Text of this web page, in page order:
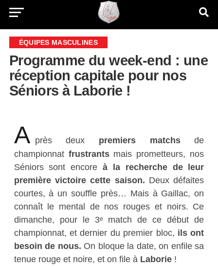
ÉQUIPES MASCULINES
Programme du week-end : une
réception capitale pour nos
Séniors à Laborie !
A près deux premiers matchsde
championnat frustrantsmais prometteurs, nos
Séniors sont encoreà la recherche de leur
première victoire cette saison. Deux défaites
courtes, à un souffle près… Mais à Gaillac, on
connaît le mental de nos rouges et noirs. Ce
dimanche, pour le 3ᵉ match de ce début de
championnat, et dernier du premier bloc, ils ont
besoin de nous. On bloque la date, on enfile sa
tenue rouge et noire, et on file à Laborie!